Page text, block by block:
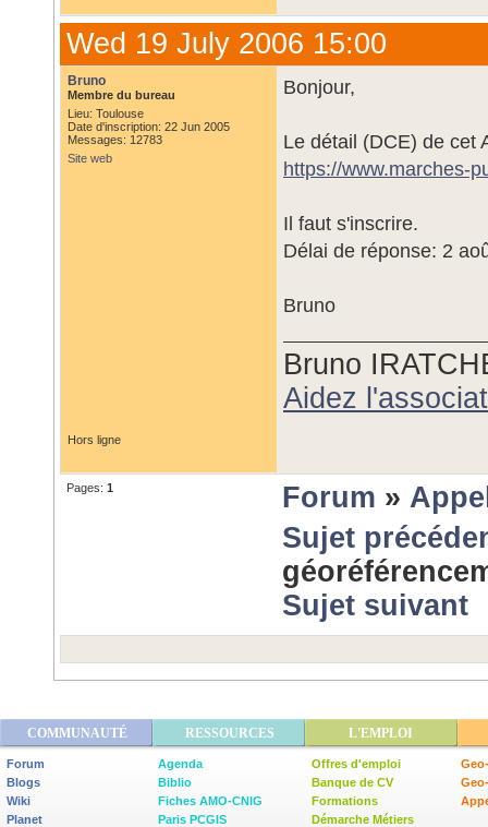
Wed 19 July 2006 15:00
Bruno
Membre du bureau
Lieu: Toulouse
Date d'inscription: 22 Jun 2005
Messages: 12783
Site web
Bonjour,
Le détail (DCE) de cet
https://www.marches-
Il faut s'inscrire.
Délai de réponse: 2
Bruno
Bruno
Aidez
Hors ligne
Pages: 1 Forum »
Sujet
Sujet suivant
COMMUNAUTÉ RESSOURCES L'EMPLOI
Forum
Blogs
Wiki
Planet
Agenda
Biblio
Fiches AMO-CNIG
Paris PCGIS
Offres d'emploi
Banque de CV
Formations
Démarche Métiers